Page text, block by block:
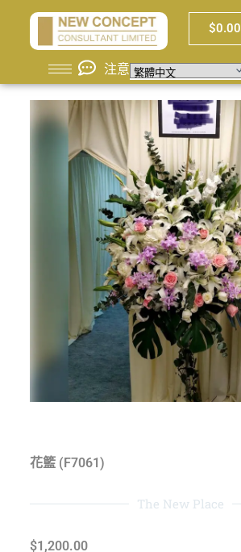
$0.00
注意
花籃 (F7061)
The New Place
$1,200.00